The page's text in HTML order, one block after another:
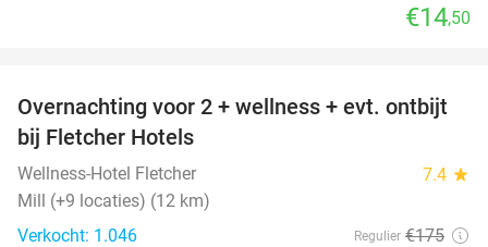
€14,50
55%
Overnachting voor 2 + wellness + evt. ontbijt
bij Fletcher Hotels
Wellness-Hotel Fletcher 7.4 star
Mill (+9 locaties) (12 km)
Verkocht: 1.046
Regulier €175